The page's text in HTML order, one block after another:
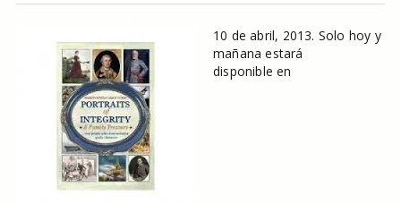
10 de abril, 2013. Solo hoy y
mañana estará
disponible en